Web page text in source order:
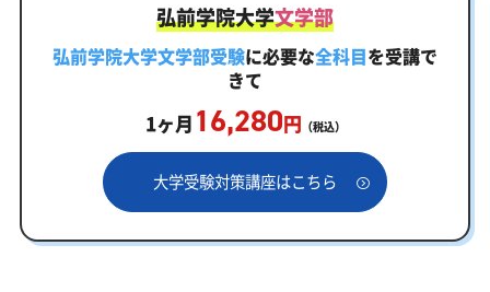
弘前学院大学文学部
弘前学院大学文学部受験に必要な全科目を受講で
きて
1ヶ月 16,280円 （税込）
大学受験対策講座はこちら